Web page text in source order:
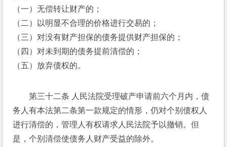
（一）无偿转让财产的；
（二）以明显不合理的价格进行交易的；
（三）对没有财产担保的债务提供财产担保的；
（四）对未到期的债务提前清偿的；
（五）放弃债权的。
第三十二条 人民法院受理破产申请前六个月内，债
务人有本法第二条第一款规定的情形，仍对个别债权人
进行清偿的，管理人有权请求人民法院予以撤销。但
是，个别清偿使债务人财产受益的除外。